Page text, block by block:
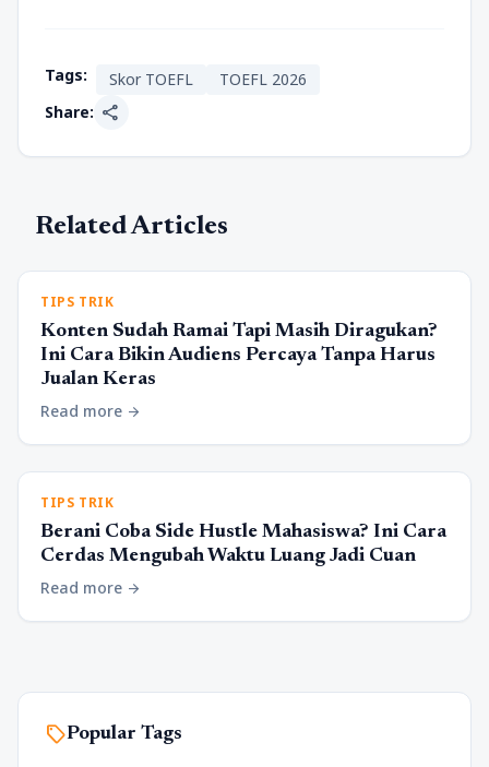
Tags: Skor TOEFL
TOEFL 2026
Share: share
Related Articles
TIPS TRIK
Konten Sudah Ramai Tapi Masih Diragukan?
Ini Cara Bikin Audiens Percaya Tanpa Harus
Jualan Keras
Read more arrow_forward
TIPS TRIK
Berani Coba Side Hustle Mahasiswa? Ini Cara
Cerdas Mengubah Waktu Luang Jadi Cuan
Read more arrow_forward
sellPopular Tags